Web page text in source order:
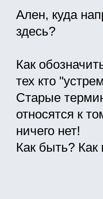
Ален, куда
здесь?
Как
тех кто
Старые
относятся к
ничего нет!
Как быть? Как